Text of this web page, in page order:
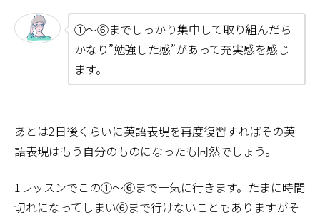
①～⑥までしっかり集中して取り組んだら
かなり”勉強した感”があって充実感を感じ
ます。
あとは2日後くらいに英語表現を再度復習すればその英
語表現はもう自分のものになったも同然でしょう。
1レッスンでこの①～⑥まで一気に行きます。たまに時間
切れになってしまい⑥まで行けないこともありますがそ